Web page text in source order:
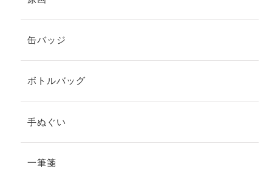
缶バッジ
ボトルバッグ
手ぬぐい
一筆箋